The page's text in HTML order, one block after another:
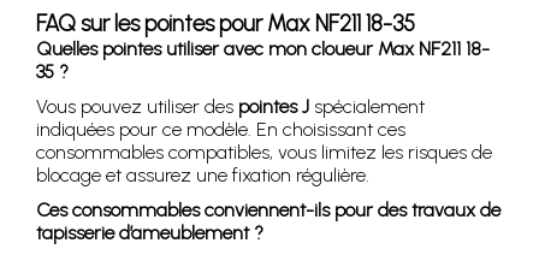
FAQ sur les pointes pour Max NF211 18-35
Quelles pointes utiliser avec mon cloueur Max NF211 18-
35 ?
Vous pouvez utiliser des pointes J spécialement
indiquées pour ce modèle. En choisissant ces
consommables compatibles, vous limitez les risques de
blocage et assurez une fixation régulière.
Ces consommables conviennent-ils pour des travaux de
tapisserie d’ameublement ?